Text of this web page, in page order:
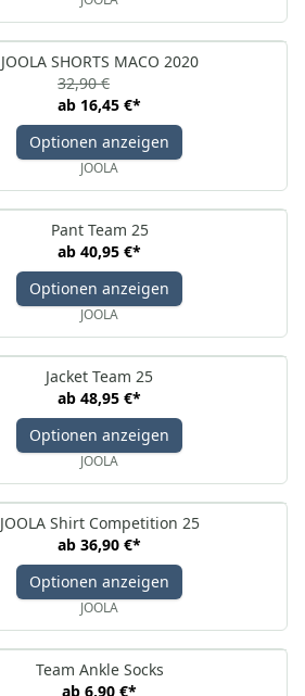
JOOLA SHORTS MACO 2020
ab 16,45 €*
32,90 €
Optionen anzeigen
JOOLA
Pant Team 25
ab 40,95 €*
Optionen anzeigen
JOOLA
Jacket Team 25
ab 48,95 €*
Optionen anzeigen
JOOLA
JOOLA Shirt Competition 25
ab 36,90 €*
Optionen anzeigen
JOOLA
Team Ankle Socks
ab 6,90 €*